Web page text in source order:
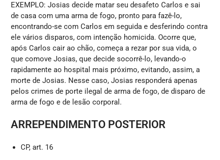
EXEMPLO: Josias decide matar seu desafeto Carlos e sai
de casa com uma arma de fogo, pronto para fazê-lo,
encontrando-se com Carlos em seguida e desferindo contra
ele vários disparos, com intenção homicida. Ocorre que,
após Carlos cair ao chão, começa a rezar por sua vida, o
que comove Josias, que decide socorrê-lo, levando-o
rapidamente ao hospital mais próximo, evitando, assim, a
morte de Josias. Nesse caso, Josias responderá apenas
pelos crimes de porte ilegal de arma de fogo, de disparo de
arma de fogo e de lesão corporal.
ARREPENDIMENTO POSTERIOR
CP, art. 16